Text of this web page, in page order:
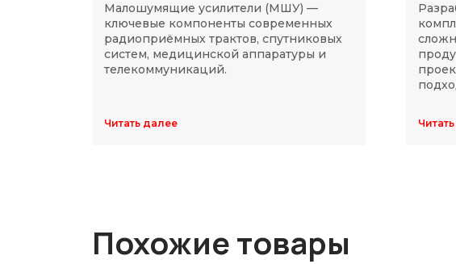
Малошумящие усилители (МШУ) —
ключевые компоненты современных
радиоприёмных трактов, спутниковых
систем, медицинской аппаратуры и
телекоммуникаций.
Читать далее
Похожие товары